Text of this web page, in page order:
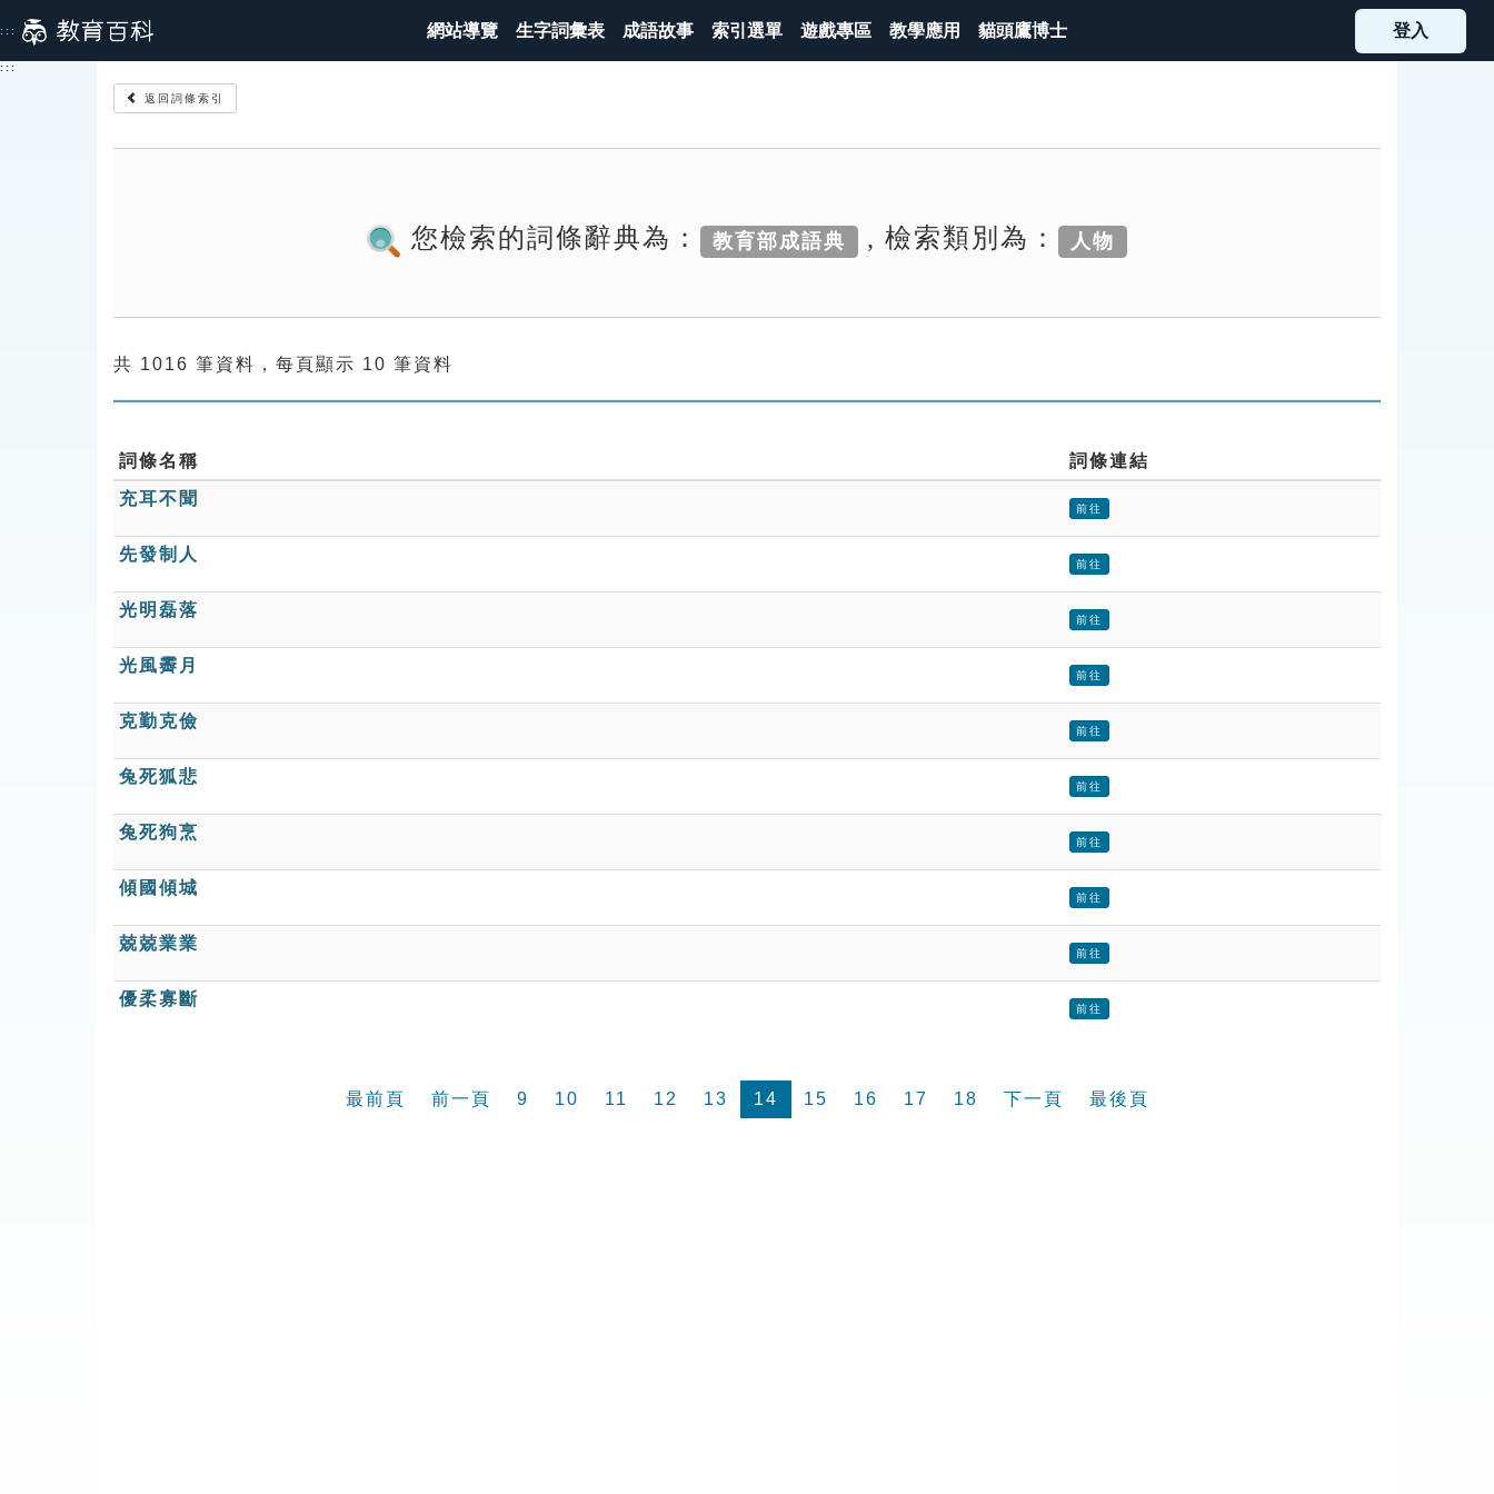
到
主
::: 網站導覽 生字詞彙表 成語故事 索引選單 遊戲專區 教學應用 貓頭鷹博士 登入
:::
返回詞條索引
您檢索的詞條辭典為： 教育部成語典 , 檢索類別為： 人物
共 1016 筆資料，每頁顯示 10 筆資料
詞條名稱
詞條連結
充耳不聞
前往
先發制人
前往
光明磊落
前往
光風霽月
前往
克勤克儉
前往
兔死狐悲
前往
兔死狗烹
前往
傾國傾城
前往
兢兢業業
前往
優柔寡斷
前往
最前頁 前一頁 9 10 11 12 13 14 15 16 17 18 下一頁 最後頁